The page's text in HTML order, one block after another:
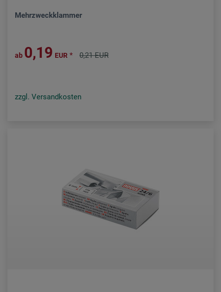
Mehrzweckklammer
ab 0,19 EUR * 0,21 EUR
zzgl. Versandkosten